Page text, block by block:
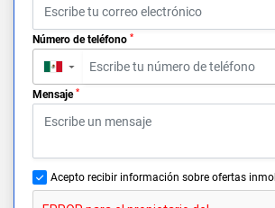
Número de teléfono *
▼
Mensaje *
Acepto recibir información sobre ofertas